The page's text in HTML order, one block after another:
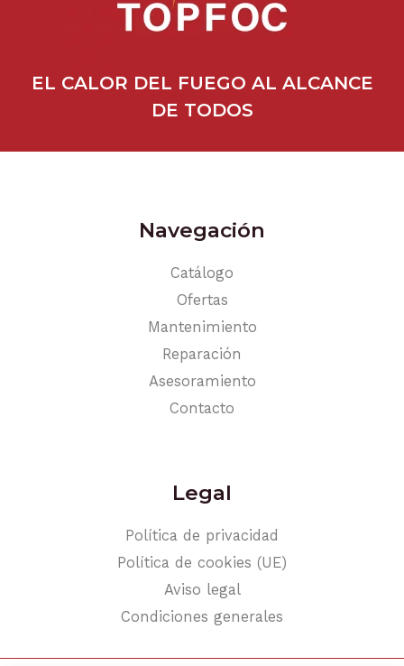
EL CALOR DEL FUEGO AL ALCANCE
DE TODOS
Navegación
Catálogo
Ofertas
Mantenimiento
Reparación
Asesoramiento
Contacto
Legal
Política de privacidad
Política de cookies (UE)
Aviso legal
Condiciones generales